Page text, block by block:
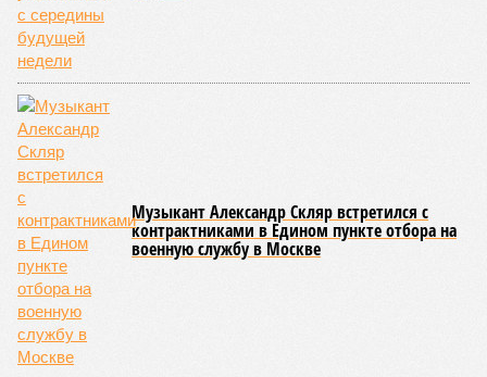
Музыкант Александр Скляр встретился с
контрактниками в Едином пункте отбора на
военную службу в Москве